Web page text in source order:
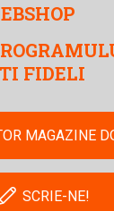
FIDELI
MAGAZINE
SCRIE-NE!